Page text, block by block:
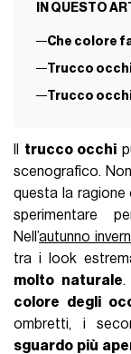
IN QUESTO
Che colore
Trucco occhi
Trucco
trucco occhi
scenografico.
questa la ragione
sperimentare
Nell’autunno
tra i look
molto naturale.
colore degli
ombretti, i
sguardo più